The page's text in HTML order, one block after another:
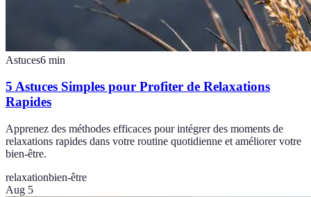
Astuces6 min
5 Astuces Simples pour Profiter de Relaxations
Rapides
Apprenez des méthodes efficaces pour intégrer des moments de
relaxations rapides dans votre routine quotidienne et améliorer votre
bien-être.
relaxationbien-être
Aug 5